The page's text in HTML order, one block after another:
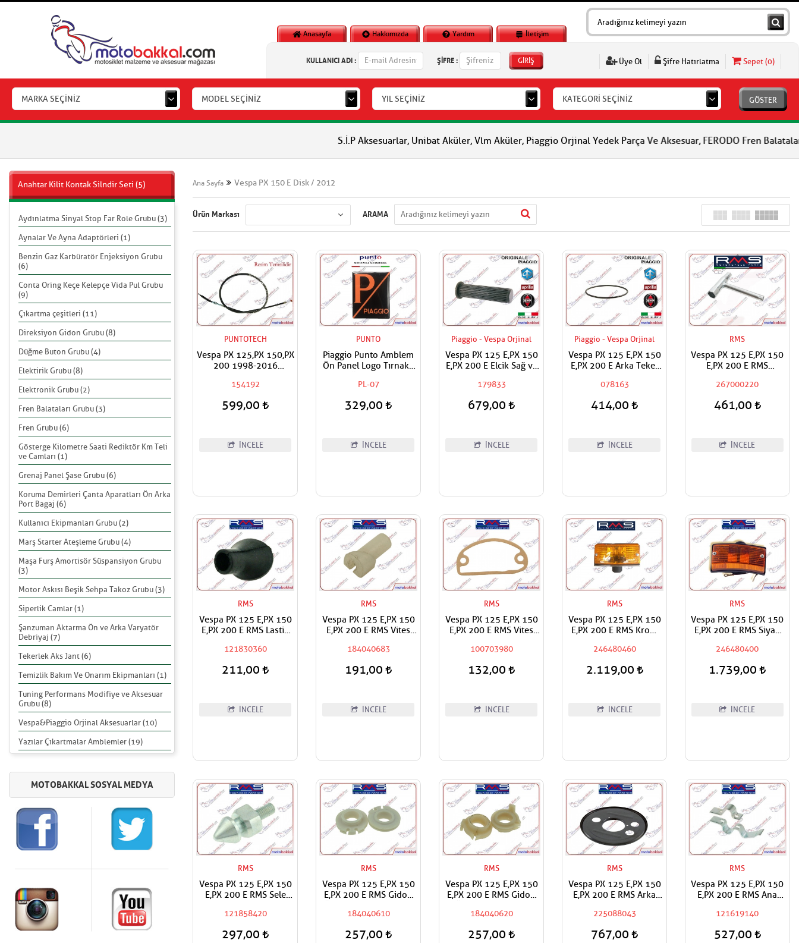
Anasayfa Hakkımızda Yardım İletişim
KULLANICI ADI : ŞİFRE : GİRİŞ Üye Ol Şifre Hatırlatma Sepet (0)
MARKA SEÇİNİZ MODEL SEÇİNİZ YIL SEÇİNİZ KATEGORİ SEÇİNİZ GÖSTER
S.İ.P Aksesuarlar, Unibat Aküler, Vlm Aküler, Piaggio Orjinal Yedek Parça Ve Aksesuar, FERODO Fren Balataları,
Anahtar Kilit Kontak Silndir Seti (5)
Aydınlatma Sinyal Stop Far Role Grubu (3)
Aynalar Ve Ayna Adaptörleri (1)
Benzin Gaz Karbüratör Enjeksiyon Grubu
(6)
Conta Oring Keçe Kelepçe Vida Pul Grubu
(9)
Çıkartma çeşitleri (11)
Direksiyon Gidon Grubu (8)
Düğme Buton Grubu (4)
Elektirik Grubu (8)
Elektronik Grubu (2)
Fren Balataları Grubu (3)
Fren Grubu (6)
Gösterge Kilometre Saati Rediktör Km Teli
ve Camları (1)
Grenaj Panel Şase Grubu (6)
Koruma Demirleri Çanta Aparatları Ön Arka
Port Bagaj (6)
Kullanıcı Ekipmanları Grubu (2)
Marş Starter Ateşleme Grubu (4)
Maşa Furş Amortisör Süspansiyon Grubu
(3)
Motor Askısı Beşik Sehpa Takoz Grubu (3)
Siperlik Camlar (1)
Şanzuman Aktarma Ön ve Arka Varyatör
Debriyaj (7)
Tekerlek Aks Jant (6)
Temizlik Bakım Ve Onarım Ekipmanları (1)
Tuning Performans Modifiye ve Aksesuar
Grubu (8)
Vespa&Piaggio Orjinal Aksesuarlar (10)
Yazılar Çıkartmalar Amblemler (19)
Ana Sayfa Vespa PX 150 E Disk / 2012
Ürün Markası ARAMA
PUNTOTECH
Vespa PX 125,PX 150,PX
200 1998-2016
Komple
154192
599,00
İNCELE
PUNTO
Piaggio Punto Amblem
Ön Panel Logo Tırnaklı
Tip Mat Turuncu-siyah
PL-07
329,00
İNCELE
Piaggio - Vespa Orjinal
Vespa PX 125 E,PX 150
E,PX 200 E Elcik Sağ ve
179833
679,00
İNCELE
Piaggio - Vespa Orjinal
Vespa PX 125 E,PX 150
E,PX 200 E Arka Teker
078163
414,00
İNCELE
RMS
Vespa PX 125 E,PX 150
E,PX 200 E RMS
267000220
461,00
İNCELE
RMS
Vespa PX 125 E,PX 150
E,PX 200 E RMS Lastik
Teli Geçiş Lastiği
121830360
211,00
İNCELE
RMS
Vespa PX 125 E,PX 150
E,PX 200 E RMS Vites
184040683
191,00
İNCELE
RMS
Vespa PX 125 E,PX 150
E,PX 200 E RMS Vites
100703980
132,00
İNCELE
RMS
Vespa PX 125 E,PX 150
E,PX 200 E RMS Krom
Sağ,Sol Sinyal Adet
246480460
2.119,00
İNCELE
RMS
Vespa PX 125 E,PX 150
E,PX 200 E RMS Siyah
Sağ,Sol Sinyal Adet
246480400
1.739,00
İNCELE
RMS
Vespa PX 125 E,PX 150
E,PX 200 E RMS Sele
121858420
297,00
RMS
Vespa PX 125 E,PX 150
E,PX 200 E RMS Gidon
Kasnağı
184040610
257,00
RMS
Vespa PX 125 E,PX 150
E,PX 200 E RMS Gidon
184040620
257,00
RMS
Vespa PX 125 E,PX 150
E,PX 200 E RMS Arka
225088043
767,00
RMS
Vespa PX 125 E,PX 150
E,PX 200 E RMS Ana
Montaj Aparatları
121619140
527,00